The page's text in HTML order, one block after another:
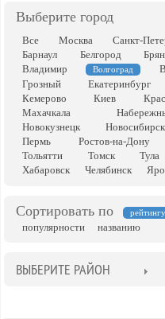
Выберите город
Все Москва Санкт-
Барнаул
Белгород
Владимир
Волгоград
Грозный
Екатеринбург
Кемерово
Киев
Махачкала
Новокузнецк
Новосибирск
Пермь
Ростов-на-Дону
Тольятти
Томск Тула
Хабаровск
Челябинск
Сортировать по рейтингу
популярности
названию
ВЫБЕРИТЕ РАЙОН